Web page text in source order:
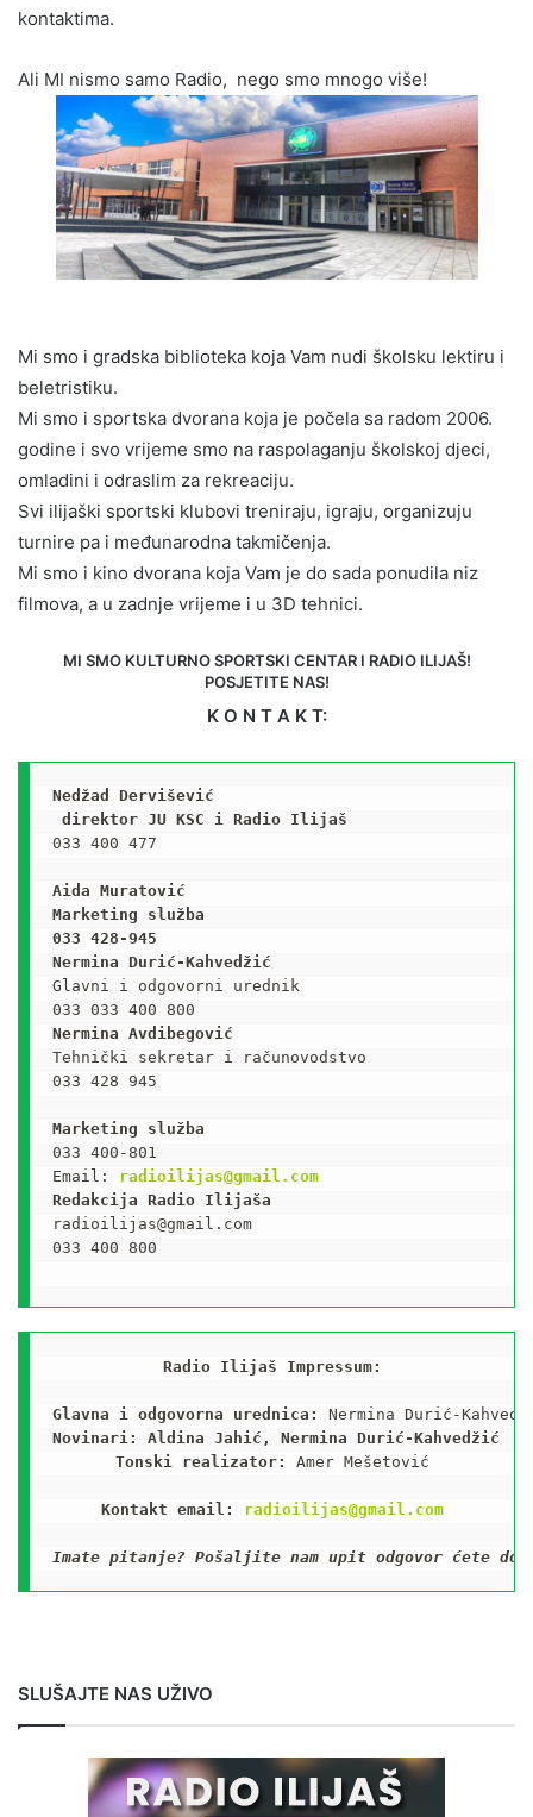
kontaktima.
Ali MI nismo samo Radio, nego smo mnogo više!
Mi smo i gradska biblioteka koja Vam nudi školsku lektiru i
beletristiku.
Mi smo i sportska dvorana koja je počela sa radom 2006.
godine i svo vrijeme smo na raspolaganju školskoj djeci,
omladini i odraslim za rekreaciju.
Svi ilijaški sportski klubovi treniraju, igraju, organizuju
turnire pa i međunarodna takmičenja.
Mi smo i kino dvorana koja Vam je do sada ponudila niz
filmova, a u zadnje vrijeme i u 3D tehnici.
MI SMO KULTURNO SPORTSKI CENTAR I RADIO ILIJAŠ!
POSJETITE NAS!
K O N T A K T:
Nedžad Dervišević
033 400 477
Aida Muratović
Marketing služba
033 428-945
Nermina Durić-Kahvedžić
Glavni i odgovorni urednik
Nermina Avdibegović
Tehnički sekretar i računovodstvo
033 428 945
Marketing služba
033 400-801
Email: radioilijas@gmail.com
Redakcija Radio Ilijaša
radioilijas@gmail.com
033 400 800
Radio Ilijaš Impressum:
Glavna i odgovorna urednica:
Novinari: Aldina Jahić, Nermina Durić-Kahvedžić
Tonski realizator:
Amer Mešetović
Kontakt email: radioilijas@gmail.com
Imate pitanje? Pošaljite nam upit odgovor ćete
SLUŠAJTE NAS UŽIVO